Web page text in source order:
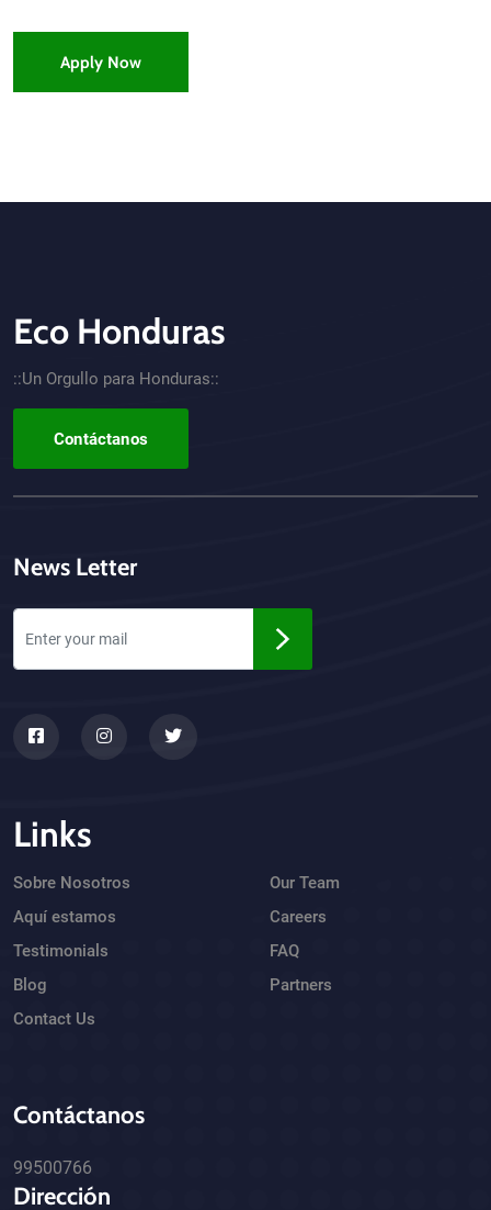
Apply Now
CTA - Footer
Eco Honduras
::Un Orgullo para Honduras::
Contáctanos
News Letter
Links
Sobre Nosotros
Aquí estamos
Testimonials
Blog
Contact Us
Our Team
Careers
FAQ
Partners
Contáctanos
99500766
Dirección